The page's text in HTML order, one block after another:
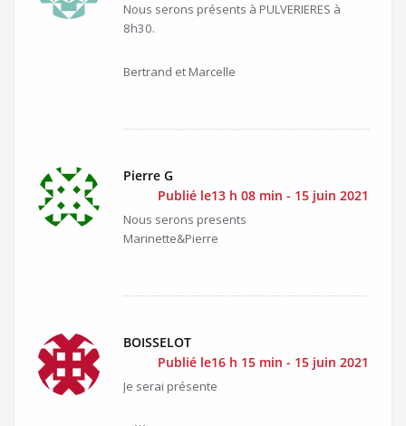
Nous serons présents à PULVERIERES à
8h30.
Bertrand et Marcelle
Pierre G
Publié le13 h 08 min - 15 juin 2021
Nous serons presents
Marinette&Pierre
BOISSELOT
Publié le16 h 15 min - 15 juin 2021
Je serai présente